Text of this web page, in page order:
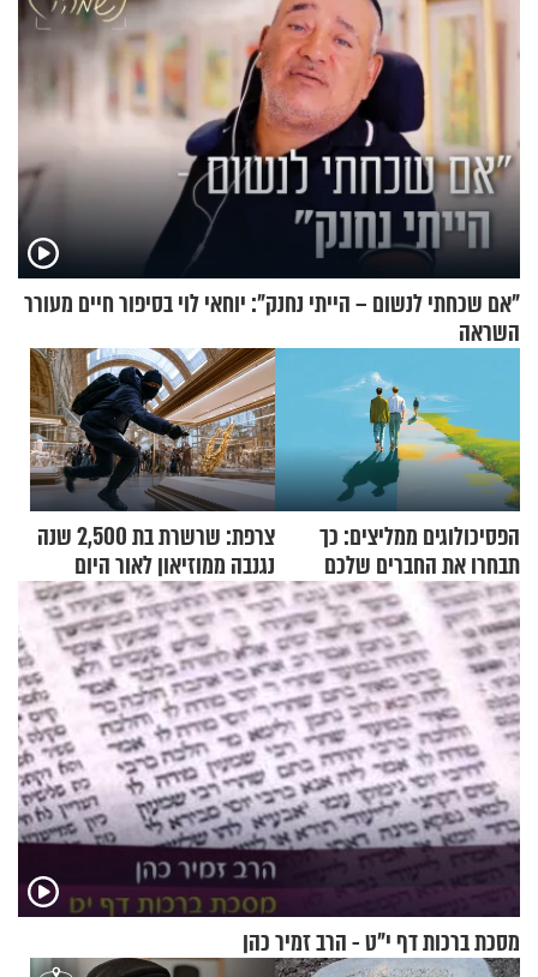
"אם שכחתי לנשום – הייתי נחנק": יוחאי לוי בסיפור חיים מעורר
השראה
הפסיכולוגים ממליצים: כך
תבחרו את החברים שלכם
בחיים
צרפת: שרשרת בת 2,500 שנה
נגנבה ממוזיאון לאור היום
מסכת ברכות דף י"ט - הרב זמיר כהן